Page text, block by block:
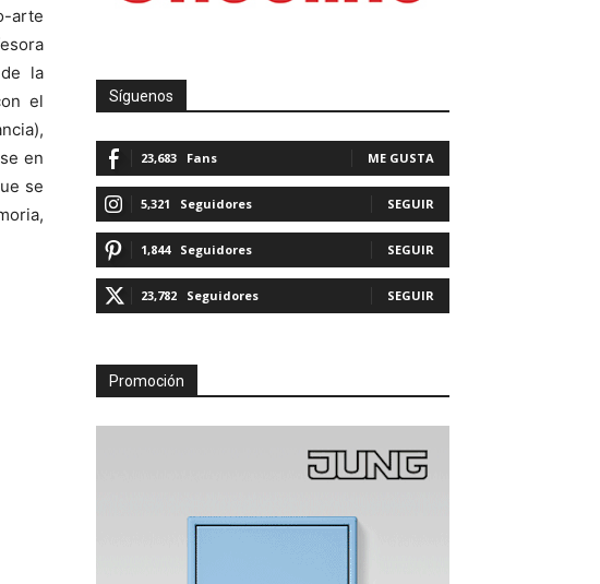
arte
la
el
en
se
Síguenos
23,683 Fans ME GUSTA
5,321 Seguidores SEGUIR
1,844 Seguidores SEGUIR
23,782 Seguidores SEGUIR
Promoción